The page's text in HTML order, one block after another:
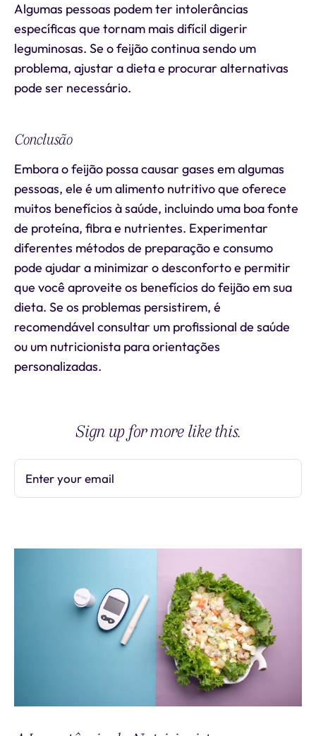
Algumas pessoas podem ter intolerâncias
específicas que tornam mais difícil digerir
leguminosas. Se o feijão continua sendo um
problema, ajustar a dieta e procurar alternativas
pode ser necessário.
Conclusão
Embora o feijão possa causar gases em algumas
pessoas, ele é um alimento nutritivo que oferece
muitos benefícios à saúde, incluindo uma boa fonte
de proteína, fibra e nutrientes. Experimentar
diferentes métodos de preparação e consumo
pode ajudar a minimizar o desconforto e permitir
que você aproveite os benefícios do feijão em sua
dieta. Se os problemas persistirem, é
recomendável consultar um profissional de saúde
ou um nutricionista para orientações
personalizadas.
Sign up for more like this.
Enter your email